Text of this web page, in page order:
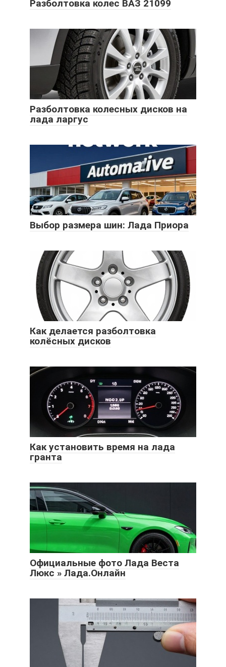
Разболтовка колес ВАЗ 21099
Разболтовка колесных дисков на
лада ларгус
Выбор размера шин: Лада Приора
Как делается разболтовка
колёсных дисков
Как установить время на лада
гранта
Официальные фото Лада Веста
Люкс » Лада.Онлайн